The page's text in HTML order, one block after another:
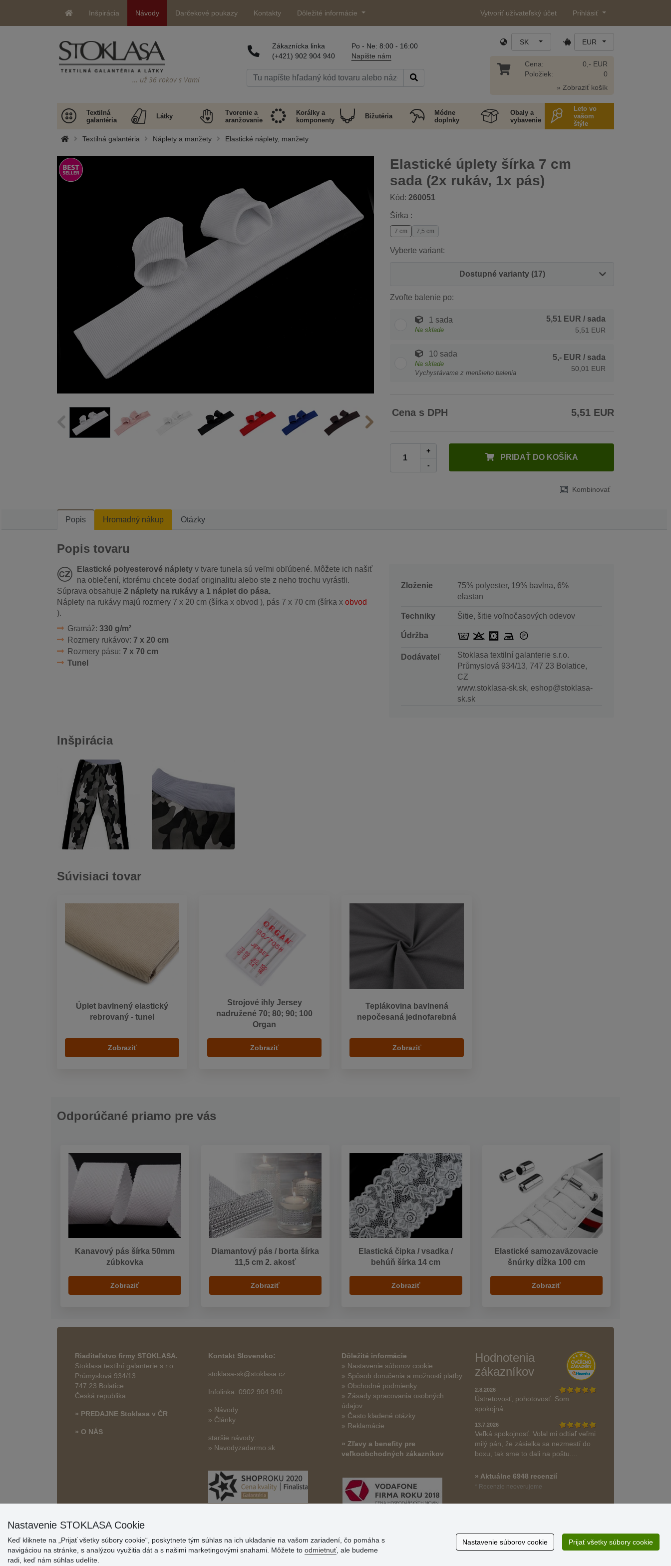
Inšpirácia Návody Darčekové poukazy Kontakty Dôležité informácie Vytvoriť užívateľský účet Prihlásiť
… už 36 rokov s Vami
Zákaznícka linka
(+421) 902 904 940
Po - Ne: 8:00 - 16:00
Napište nám
SK EUR
Cena:
Položiek:
0,- EUR
0
» Zobraziť košík
Textilná
galantéria
Látky
Tvorenie a
aranžovanie
Korálky a
komponenty
Bižutéria
Módne
doplnky
Obaly a
vybavenie
Leto vo
vašom
štýle
Textilná galantéria Náplety a manžety Elastické náplety, manžety
Elastické úplety šírka 7 cm
sada (2x rukáv, 1x pás)
Kód: 260051
Šírka :
7 cm 7,5 cm
Vyberte variant:
Dostupné varianty (17)
Zvoľte balenie po:
1 sada
Na sklade
5,51 EUR / sada
5,51 EUR
10 sada
Na sklade
Vychystávame z menšieho balenia
5,- EUR / sada
50,01 EUR
Cena s DPH 5,51 EUR
+
-
PRIDAŤ DO KOŠÍKA
Kombinovať
Popis Hromadný nákup Otázky
Popis tovaru
Elastické polyesterové náplety v tvare tunela sú veľmi obľúbené. Môžete ich našiť
na oblečení, ktorému chcete dodať originalitu alebo ste z neho trochu vyrástli.
Súprava obsahuje 2 náplety na rukávy a 1 náplet do pása.
Náplety na rukávy majú rozmery 7 x 20 cm (šírka x obvod ), pás 7 x 70 cm (šírka x obvod
).
Gramáž: 330 g/m²
Rozmery rukávov: 7 x 20 cm
Rozmery pásu: 7 x 70 cm
Tunel
Zloženie
75% polyester, 19% bavlna, 6%
elastan
Techniky Šitie, šitie voľnočasových odevov
Údržba
Dodávateľ
Stoklasa textilní galanterie s.r.o.
Průmyslová 934/13, 747 23 Bolatice,
CZ
www.stoklasa-sk.sk, eshop@stoklasa-
sk.sk
Inšpirácia
Súvisiaci tovar
Úplet bavlnený elastický
rebrovaný - tunel
Zobraziť
Strojové ihly Jersey
nadružené 70; 80; 90; 100
Organ
Zobraziť
Teplákovina bavlnená
nepočesaná jednofarebná
Zobraziť
Odporúčané priamo pre vás
Kanavový pás šírka 50mm
zúbkovka
Zobraziť
Diamantový pás / borta šírka
11,5 cm 2. akosť
Zobraziť
Elastická čipka / vsadka /
behúň šírka 14 cm
Zobraziť
Elastické samozaväzovacie
šnúrky dĺžka 100 cm
Zobraziť
Riaditeľstvo firmy STOKLASA.
Stoklasa textilní galanterie s.r.o.
Průmyslová 934/13
747 23 Bolatice
Česká republika
» PREDAJNE Stoklasa v ČR
» O NÁS
Kontakt Slovensko:
stoklasa-sk@stoklasa.cz
Infolinka: 0902 904 940
» Návody
» Články
staršie návody:
» Navodyzadarmo.sk
Dôležité informácie
» Nastavenie súborov cookie
» Spôsob doručenia a možnosti platby
» Obchodné podmienky
» Zásady spracovania osobných
údajov
» Často kladené otázky
» Reklamácie
» Zľavy a benefity pre
veľkoobchodných zákazníkov
Hodnotenia
zákazníkov
2.8.2026
Ústretovosť, pohotovosť. Som
spokojná.
13.7.2026
Veľká spokojnosť. Volal mi odtiaľ veľmi
milý pán, že zásielka sa nezmestí do
boxu, tak sme to dali na poštu....
» Aktuálne 6948 recenzií
* Recenzie neoverujeme
Nastavenie STOKLASA Cookie
Keď kliknete na „Prijať všetky súbory cookie“, poskytnete tým súhlas na ich ukladanie na vašom zariadení, čo pomáha s
navigáciou na stránke, s analýzou využitia dát a s našimi marketingovými snahami. Môžete to odmietnuť, ale budeme
radi, keď nám súhlas udelíte.
Nastavenie súborov cookie Prijať všetky súbory cookie